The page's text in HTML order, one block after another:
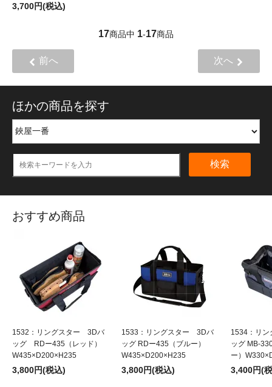
3,700円(税込)
17商品中 1-17商品
前へ 次へ
ほかの商品を探す
検索
おすすめ商品
1532：リングスター 3Dバ
ッグ RDー435（レッド）
W435×D200×H235
3,800円(税込)
1533：リングスター 3Dバ
ッグ RDー435（ブルー）
W435×D200×H235
3,800円(税込)
1534：リ
ッグ MB-
ー）
3,400円(